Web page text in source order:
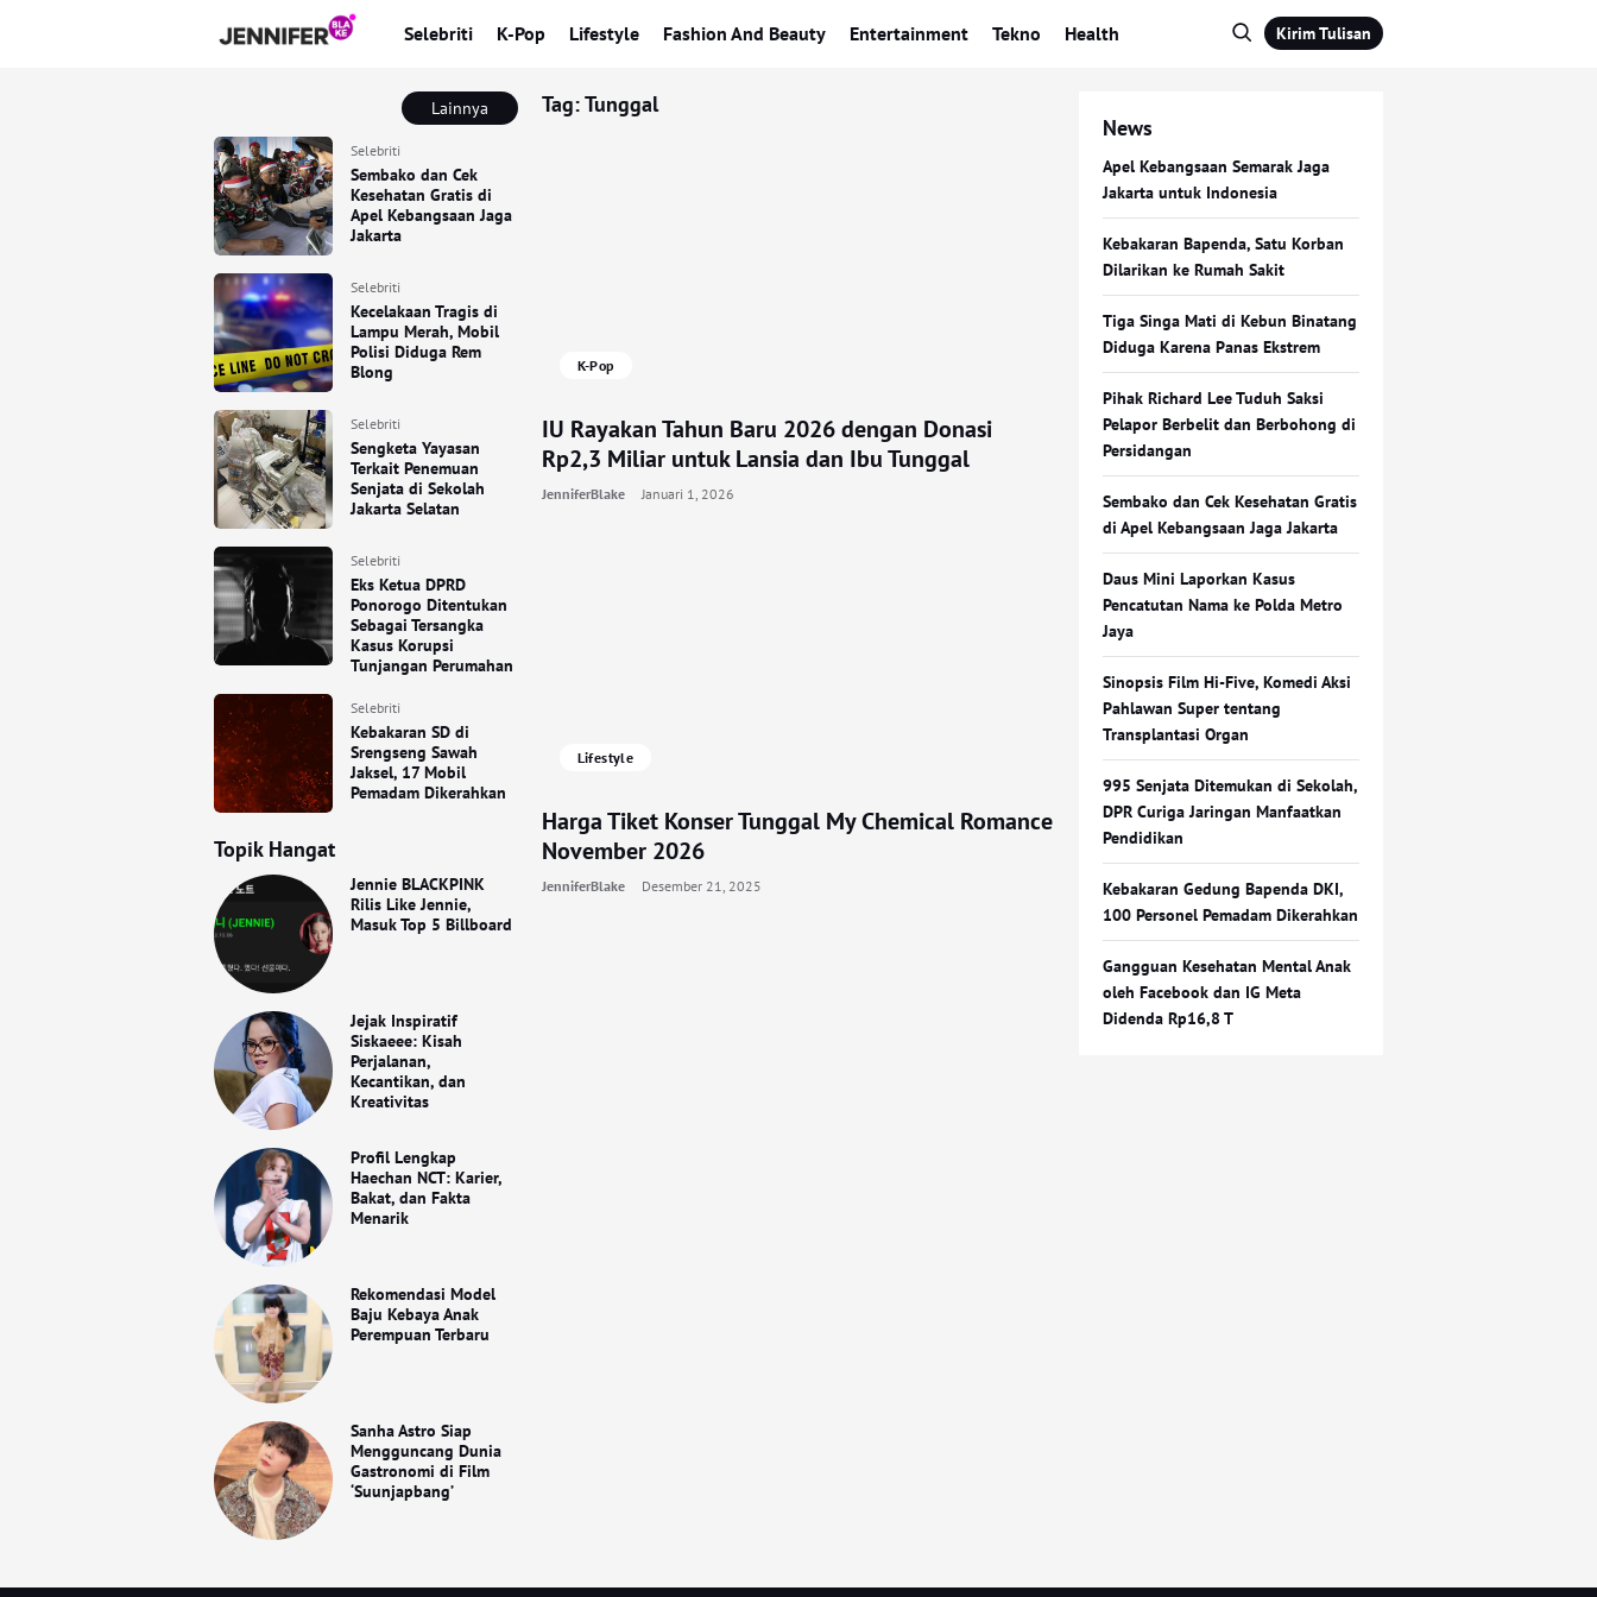
Selebriti K-Pop Lifestyle Fashion And Beauty Entertainment Tekno Health Kirim Tulisan
Lainnya
Selebriti
Sembako dan Cek
Kesehatan Gratis di
Apel Kebangsaan Jaga
Jakarta
Selebriti
Kecelakaan Tragis di
Lampu Merah, Mobil
Polisi Diduga Rem
Blong
Selebriti
Sengketa Yayasan
Terkait Penemuan
Senjata di Sekolah
Jakarta Selatan
Selebriti
Eks Ketua DPRD
Ponorogo Ditentukan
Sebagai Tersangka
Kasus Korupsi
Tunjangan Perumahan
Selebriti
Kebakaran SD di
Srengseng Sawah
Jaksel, 17 Mobil
Pemadam Dikerahkan
Topik Hangat
Jennie BLACKPINK
Rilis Like Jennie,
Masuk Top 5 Billboard
Jejak Inspiratif
Siskaeee: Kisah
Perjalanan,
Kecantikan, dan
Kreativitas
Profil Lengkap
Haechan NCT: Karier,
Bakat, dan Fakta
Menarik
Rekomendasi Model
Baju Kebaya Anak
Perempuan Terbaru
Sanha Astro Siap
Mengguncang Dunia
Gastronomi di Film
‘Suunjapbang’
Tag:Tunggal
K-Pop
IU Rayakan Tahun Baru 2026 dengan Donasi
Rp2,3 Miliar untuk Lansia dan Ibu Tunggal
JenniferBlake Januari 1, 2026
Lifestyle
Harga Tiket Konser Tunggal My Chemical Romance
November 2026
JenniferBlake Desember 21, 2025
News
Apel Kebangsaan Semarak Jaga
Jakarta untuk Indonesia
Kebakaran Bapenda, Satu Korban
Dilarikan ke Rumah Sakit
Tiga Singa Mati di Kebun Binatang
Diduga Karena Panas Ekstrem
Pihak Richard Lee Tuduh Saksi
Pelapor Berbelit dan Berbohong di
Persidangan
Sembako dan Cek Kesehatan Gratis
di Apel Kebangsaan Jaga Jakarta
Daus Mini Laporkan Kasus
Pencatutan Nama ke Polda Metro
Jaya
Sinopsis Film Hi-Five, Komedi Aksi
Pahlawan Super tentang
Transplantasi Organ
995 Senjata Ditemukan di Sekolah,
DPR Curiga Jaringan Manfaatkan
Pendidikan
Kebakaran Gedung Bapenda DKI,
100 Personel Pemadam Dikerahkan
Gangguan Kesehatan Mental Anak
oleh Facebook dan IG Meta
Didenda Rp16,8 T